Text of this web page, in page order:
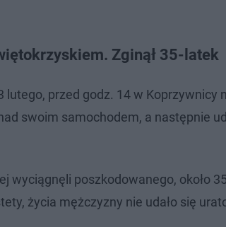
Zginął 35-latek
lutego, przed godz. 14 w Koprzywnicy
swoim samochodem, a następnie
wyciągnęli poszkodowanego, około
życia mężczyzny nie udało się